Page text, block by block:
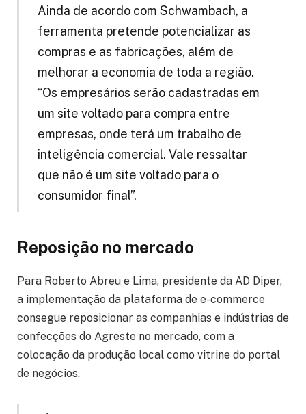
Ainda de acordo com Schwambach, a
ferramenta pretende potencializar as
compras e as fabricações, além de
melhorar a economia de toda a região.
“Os empresários serão cadastradas em
um site voltado para compra entre
empresas, onde terá um trabalho de
inteligência comercial. Vale ressaltar
que não é um site voltado para o
consumidor final”.
Reposição no mercado
Para Roberto Abreu e Lima, presidente da AD Diper,
a implementação da plataforma de e-commerce
consegue reposicionar as companhias e indústrias de
confecções do Agreste no mercado, com a
colocação da produção local como vitrine do portal
de negócios.